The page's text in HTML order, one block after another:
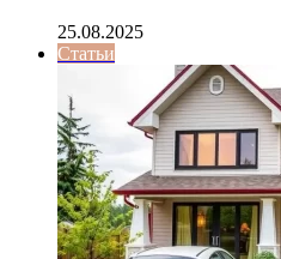
25.08.2025
Статьи